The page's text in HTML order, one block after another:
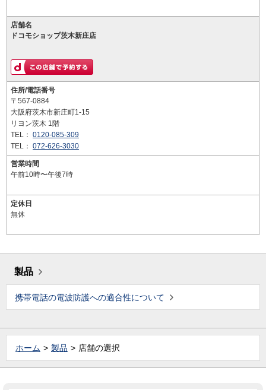
店舗名
ドコモショップ茨木新庄店
住所/電話番号
〒567-0884
大阪府茨木市新庄町1-15
リヨン茨木 1階
TEL： 0120-085-309
TEL： 072-626-3030
営業時間
午前10時〜午後7時
定休日
無休
製品
携帯電話の電波防護への適合性について
ホーム 製品 店舗の選択